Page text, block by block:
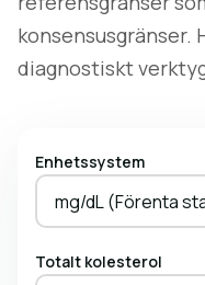
konsensusgränser.
diagnostiskt
Enhetssystem
mg/dL (Förenta
Totalt kolesterol